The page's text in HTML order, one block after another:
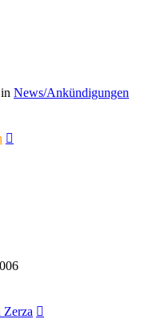
News/Ankündigungen
Zerza